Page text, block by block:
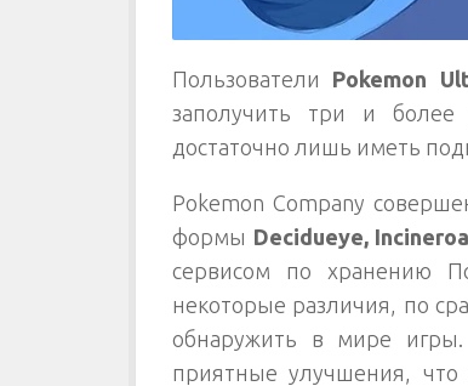
Пользователи Pokemon
заполучить три и
достаточно лишь иметь
Pokemon Company
формы Decidueye,
сервисом по хранению
некоторые различия, по
обнаружить в мире
приятные улучшения,